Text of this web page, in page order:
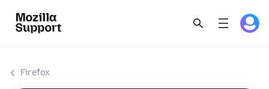
Firefox